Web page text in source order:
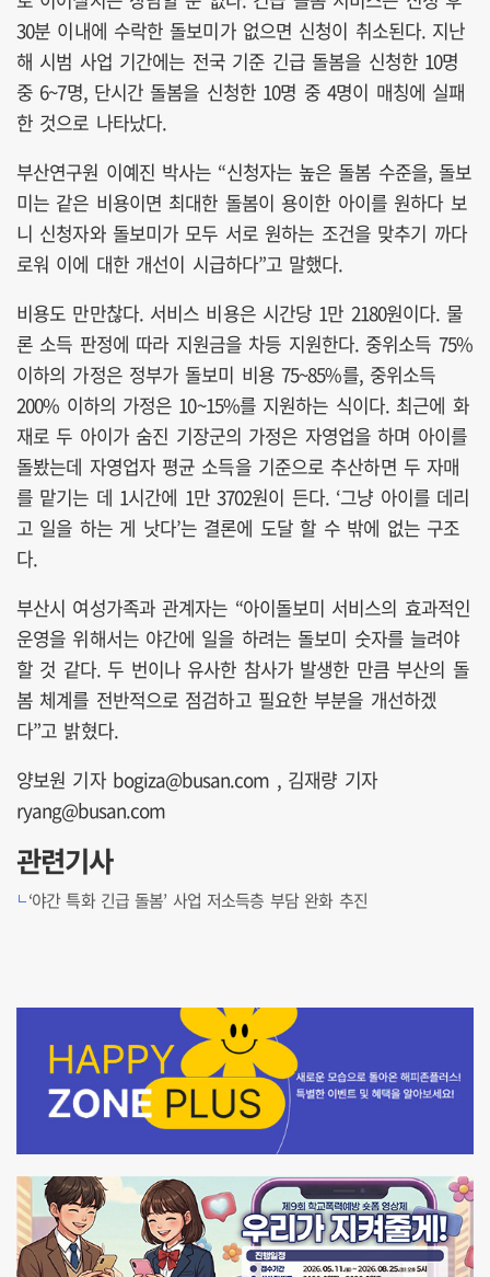
30분 이내에 수락한 돌보미가 없으면 신청이 취소된다. 지난
해 시범 사업 기간에는 전국 기준 긴급 돌봄을 신청한 10명
중 6~7명, 단시간 돌봄을 신청한 10명 중 4명이 매칭에 실패
한 것으로 나타났다.
부산연구원 이예진 박사는 “신청자는 높은 돌봄 수준을, 돌보
미는 같은 비용이면 최대한 돌봄이 용이한 아이를 원하다 보
니 신청자와 돌보미가 모두 서로 원하는 조건을 맞추기 까다
로워 이에 대한 개선이 시급하다”고 말했다.
비용도 만만찮다. 서비스 비용은 시간당 1만 2180원이다. 물
론 소득 판정에 따라 지원금을 차등 지원한다. 중위소득 75%
이하의 가정은 정부가 돌보미 비용 75~85%를, 중위소득
200% 이하의 가정은 10~15%를 지원하는 식이다. 최근에 화
재로 두 아이가 숨진 기장군의 가정은 자영업을 하며 아이를
돌봤는데 자영업자 평균 소득을 기준으로 추산하면 두 자매
를 맡기는 데 1시간에 1만 3702원이 든다. ‘그냥 아이를 데리
고 일을 하는 게 낫다’는 결론에 도달 할 수 밖에 없는 구조
다.
부산시 여성가족과 관계자는 “아이돌보미 서비스의 효과적인
운영을 위해서는 야간에 일을 하려는 돌보미 숫자를 늘려야
할 것 같다. 두 번이나 유사한 참사가 발생한 만큼 부산의 돌
봄 체계를 전반적으로 점검하고 필요한 부분을 개선하겠
다”고 밝혔다.
양보원 기자 bogiza@busan.com , 김재량 기자
ryang@busan.com
관련기사
‘야간 특화 긴급 돌봄’ 사업 저소득층 부담 완화 추진